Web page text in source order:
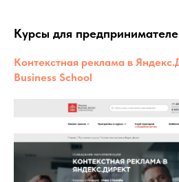
Курсы для
Контекстная реклама в
Business School